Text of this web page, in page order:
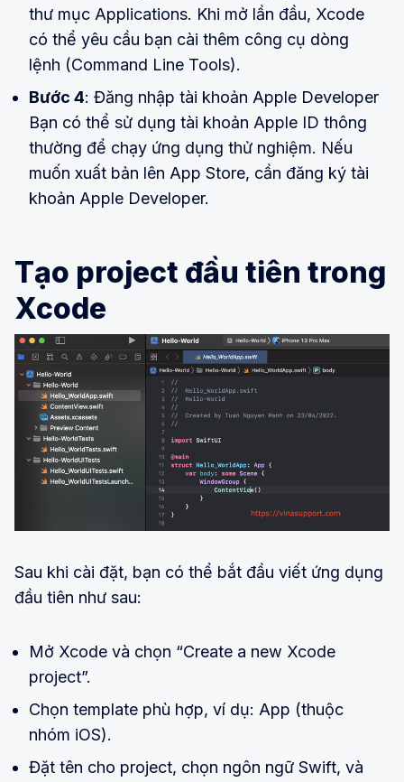
thư mục Applications. Khi mở lần đầu, Xcode
có thể yêu cầu bạn cài thêm công cụ dòng
lệnh (Command Line Tools).
Bước 4: Đăng nhập tài khoản Apple Developer
Bạn có thể sử dụng tài khoản Apple ID thông
thường để chạy ứng dụng thử nghiệm. Nếu
muốn xuất bản lên App Store, cần đăng ký tài
khoản Apple Developer.
Tạo project đầu tiên trong
Xcode
Sau khi cài đặt, bạn có thể bắt đầu viết ứng dụng
đầu tiên như sau:
Mở Xcode và chọn “Create a new Xcode
project”.
Chọn template phù hợp, ví dụ: App (thuộc
nhóm iOS).
Đặt tên cho project, chọn ngôn ngữ Swift, và